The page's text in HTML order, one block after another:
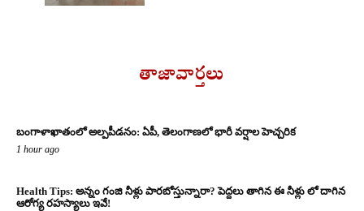
తాజావార్తలు
బంగాళాఖాతంలో అల్పపీడనం: ఏపీ, తెలంగాణలో భారీ వర్షాల హెచ్చరిక
1 hour ago
Health Tips: అన్నం గంజి నీళ్లు పారబోస్తున్నారా? పెద్దలు తాగిన ఈ నీళ్లు లో దాగిన
ఆరోగ్య రహస్యాలు ఇవే!